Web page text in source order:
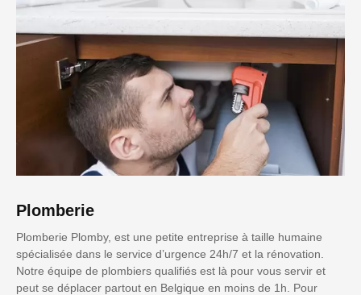
Plomberie
Plomberie Plomby, est une petite entreprise à taille humaine
spécialisée dans le service d’urgence 24h/7 et la rénovation.
Notre équipe de plombiers qualifiés est là pour vous servir et
peut se déplacer partout en Belgique en moins de 1h. Pour